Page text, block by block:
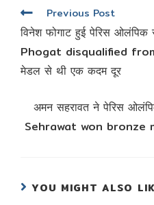
Read
more
articles
Previous Post
विनेश फोगाट हुई पेरिस
Phogat disqualified
मेडल से थी एक कदम दूर
अमन सहरावत ने पेरिस
Sehrawat won bronze
YOU MIGHT ALSO